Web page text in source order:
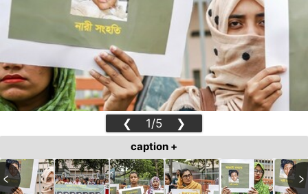
❮ 1/5 ❯
caption +